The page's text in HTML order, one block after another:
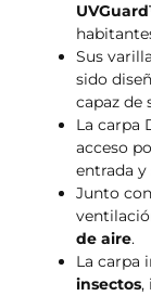
Sus
sido
capaz de
La carpa
acceso
entrada y
Junto
de aire.
La carpa
insectos,